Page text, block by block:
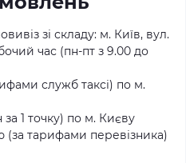
зі складу: м. Київ, вул.
час (пн-пт з 9.00 до
служб таксі) по м.
1 точку) по м. Києву
тарифами перевізника)